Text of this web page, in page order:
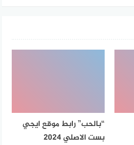
“بالحب” رابط موقع ايجي
بست الاصلي 2024